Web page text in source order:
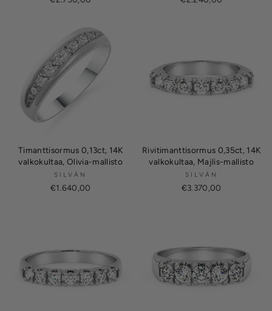
Timanttisormus 0,13ct, 14K
valkokultaa, Olivia-mallisto
SILVÁN
€1.640,00
Rivitimanttisormus 0,35ct, 14K
valkokultaa, Majlis-mallisto
SILVÁN
€3.370,00